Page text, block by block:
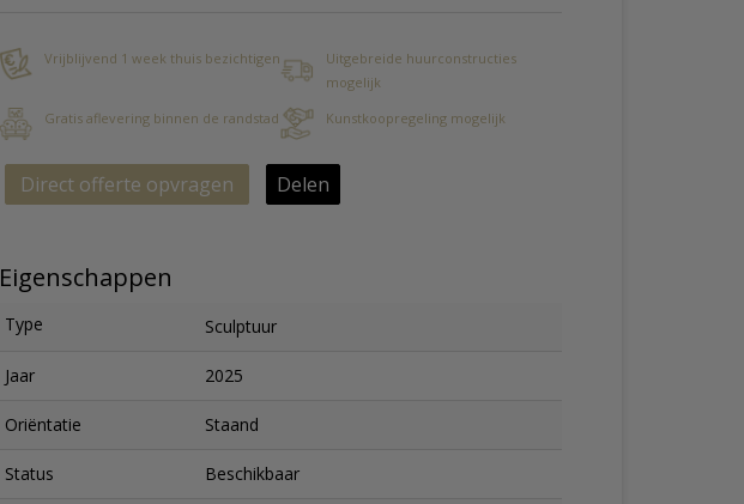
Vrijblijvend 1 week thuis bezichtigen
Uitgebreide huurconstructies
mogelijk
Gratis aflevering binnen de randstad
Kunstkoopregeling mogelijk
Direct offerte opvragen Delen
Eigenschappen
Type Sculptuur
Jaar 2025
Oriëntatie Staand
Status Beschikbaar